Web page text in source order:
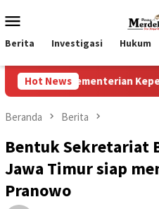
ke
kontenMobile
Berita Investigasi Hukum
Hot News
Kementerian Kependudukan
Beranda Berita
Bentuk Sekretariat
Jawa Timur siap
Pranowo